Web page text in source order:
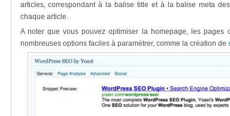
articles, correspondant à la balise title et à la balise meta
chaque article.
A noter que vous pouvez optimiser la homepage, les
nombreuses options faciles à paramétrer, comme la création de